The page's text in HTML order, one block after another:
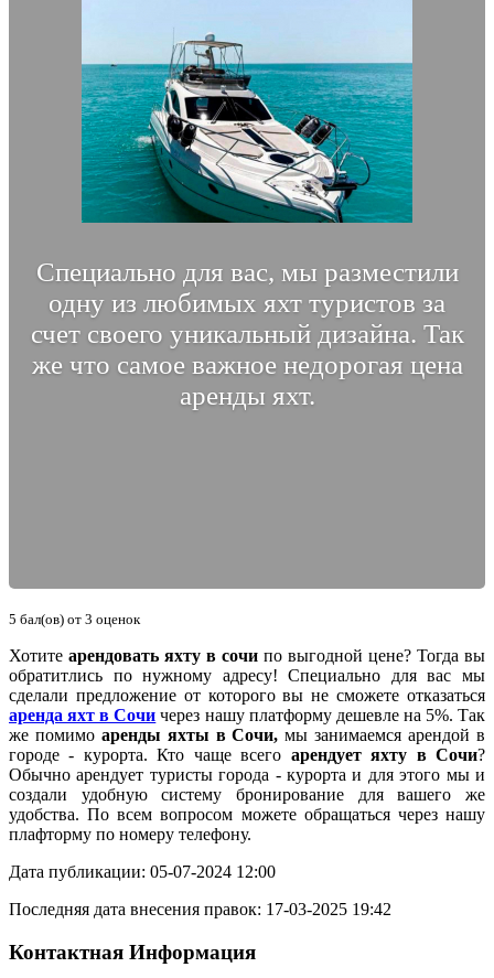
Специально для вас, мы разместили
одну из любимых яхт туристов за
счет своего уникальный дизайна. Так
же что самое важное недорогая цена
аренды яхт.
5 бал(ов) от 3 оценок
Хотите арендовать яхту в сочи по выгодной цене? Тогда вы
обратитлись по нужному адресу! Специально для вас мы
сделали предложение от которого вы не сможете отказаться
аренда яхт в Сочи через нашу платформу дешевле на 5%. Так
же помимоаренды яхты в Сочи, мы занимаемся арендой в
городе - курорта. Кто чаще всего арендует яхту в Сочи?
Обычно арендует туристы города - курорта и для этого мы и
создали удобную систему бронирование для вашего же
удобства. По всем вопросом можете обращаться через нашу
плафторму по номеру телефону.
Дата публикации: 05-07-2024 12:00
Последняя дата внесения правок: 17-03-2025 19:42
Контактная Информация